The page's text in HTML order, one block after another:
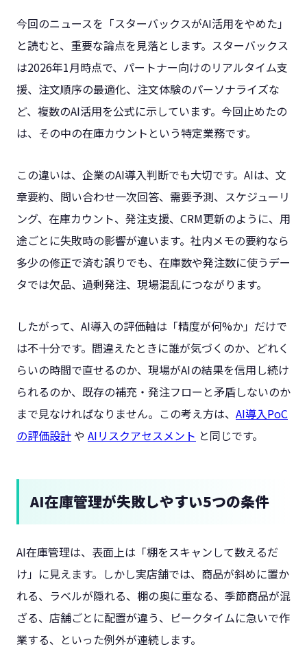
今回のニュースを「スターバックスがAI活用をやめた」
と読むと、重要な論点を見落とします。スターバックス
は2026年1月時点で、パートナー向けのリアルタイム支
援、注文順序の最適化、注文体験のパーソナライズな
ど、複数のAI活用を公式に示しています。今回止めたの
は、その中の在庫カウントという特定業務です。
この違いは、企業のAI導入判断でも大切です。AIは、文
章要約、問い合わせ一次回答、需要予測、スケジューリ
ング、在庫カウント、発注支援、CRM更新のように、用
途ごとに失敗時の影響が違います。社内メモの要約なら
多少の修正で済む誤りでも、在庫数や発注数に使うデー
タでは欠品、過剰発注、現場混乱につながります。
したがって、AI導入の評価軸は「精度が何%か」だけで
は不十分です。間違えたときに誰が気づくのか、どれく
らいの時間で直せるのか、現場がAIの結果を信用し続け
られるのか、既存の補充・発注フローと矛盾しないのか
まで見なければなりません。この考え方は、 AI導入PoC
の評価設計や AIリスクアセスメント と同じです。
AI在庫管理が失敗しやすい5つの条件
AI在庫管理は、表面上は「棚をスキャンして数えるだ
け」に見えます。しかし実店舗では、商品が斜めに置か
れる、ラベルが隠れる、棚の奥に重なる、季節商品が混
ざる、店舗ごとに配置が違う、ピークタイムに急いで作
業する、といった例外が連続します。